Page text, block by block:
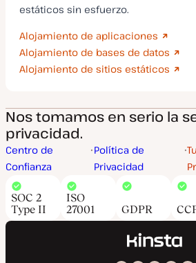
estáticos sin esfuerzo.
Alojamiento de aplicaciones
Alojamiento de bases de datos
Alojamiento de sitios estáticos
Nos tomamos en serio la
privacidad.
Centro de
Confianza
Política de
Privacidad
SOC 2
Type II
ISO
27001
GDPR